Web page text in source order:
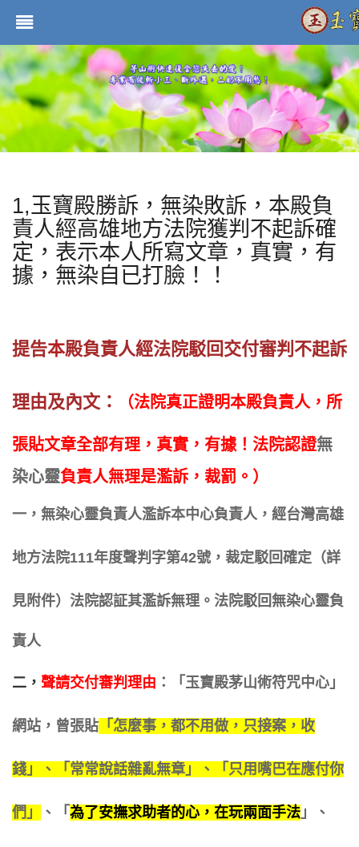
1,玉寶殿勝訴，無染敗訴，本殿負
責人經高雄地方法院獲判不起訴確
定，表示本人所寫文章，真實，有
據，無染自已打臉！！
提告本殿負責人經法院駁回交付審判不起訴
理由及內文 ： （法院真正證明本殿負責人，所
張貼文章全部有理，真實，有據！法院認證無
染心靈負責人無理是濫訴，裁罰。）
一， 無染心靈負責人濫訴本中心負責人，經台灣高雄
地方法院111年度聲判字第42號，裁定駁回確定（詳
見附件）法院認証其濫訴無理。 法院駁回無染心靈負
責人
二， 聲請交付審判理由 ：「玉寶殿茅山術符咒中心」
網站，曾張貼 「怎麼事，都不用做，只接案，收
錢」、「常常說話雜亂無章」、「只用嘴巴在應付你
們」 、「 為了安撫求助者的心，在玩兩面手法 」、